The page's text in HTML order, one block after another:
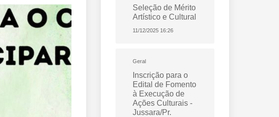
Seleção de Mérito
Artístico e Cultural
11/12/2025 16:26
Geral
Inscrição para o
Edital de Fomento
à Execução de
Ações Culturais -
Jussara/Pr.